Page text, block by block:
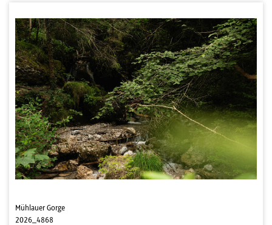
Mühlauer Gorge
2026_4868